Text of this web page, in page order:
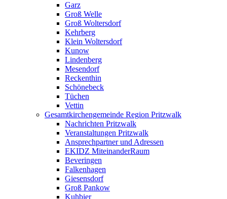
Garz
Groß Welle
Groß Woltersdorf
Kehrberg
Klein Woltersdorf
Kunow
Lindenberg
Mesendorf
Reckenthin
Schönebeck
Tüchen
Vettin
Gesamtkirchengemeinde Region Pritzwalk
Nachrichten Pritzwalk
Veranstaltungen Pritzwalk
Ansprechpartner und Adressen
EKIDZ MiteinanderRaum
Beveringen
Falkenhagen
Giesensdorf
Groß Pankow
Kuhbier